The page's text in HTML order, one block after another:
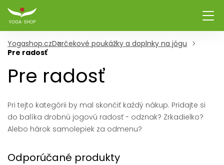
Yogashop.czDarčekové poukážky a doplnky na jógu
Pre radosť
Pre radosť
Pri tejto kategórii by mal skončiť každý nákup. Pridajte si
do balíka drobnú jogovú radosť - odznak? Zrkadielko?
Alebo hárok samolepiek za odmenu?
Odporúčané produkty